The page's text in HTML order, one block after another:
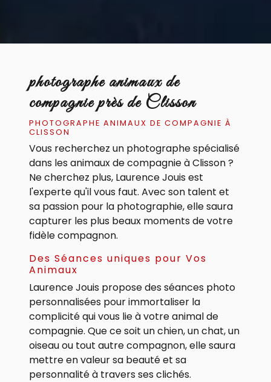
photographe animaux de
compagnie près de Clisson
PHOTOGRAPHE ANIMAUX DE COMPAGNIE À
CLISSON
Vous recherchez un photographe spécialisé
dans les animaux de compagnie à Clisson ?
Ne cherchez plus, Laurence Jouis est
l'experte qu'il vous faut. Avec son talent et
sa passion pour la photographie, elle saura
capturer les plus beaux moments de votre
fidèle compagnon.
Des Séances uniques pour Vos
Animaux
Laurence Jouis propose des séances photo
personnalisées pour immortaliser la
complicité qui vous lie à votre animal de
compagnie. Que ce soit un chien, un chat, un
oiseau ou tout autre compagnon, elle saura
mettre en valeur sa beauté et sa
personnalité à travers ses clichés.